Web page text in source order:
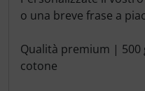
o una breve frase a
Qualità premium | 500
cotone